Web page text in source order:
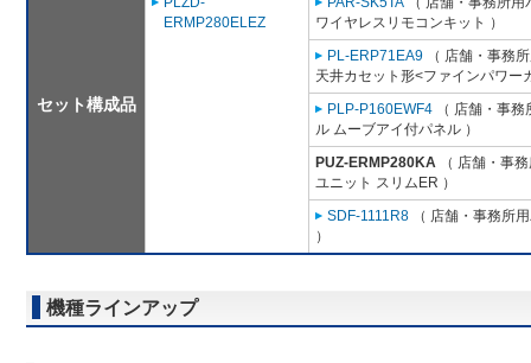
セット構成品
ERMP280ELEZ
ワイヤレスリモコンキット ）
PL-ERP71EA9 （ 店舗・事務
天井カセット形<ファインパワー
PLP-P160EWF4 （ 店舗・事
ル ムーブアイ付パネル ）
PUZ-ERMP280KA （ 店舗・事
ユニット スリムER ）
SDF-1111R8 （ 店舗・事務所
）
機種ラインアップ